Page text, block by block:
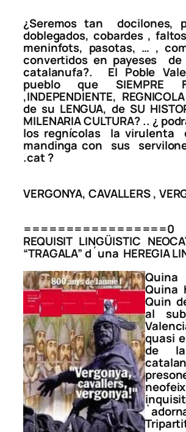
¿Seremos tan docilones,
doblegados, cobardes ,
meninfots, pasotas, … ,
convertidos en payeses de
catalanufa?. El Poble
pueblo que SIEMPRE
,INDEPENDIENTE,
de su LENGUA, de SU
MILENARIA CULTURA? .. ¿
los regnícolas la virulenta
mandinga con sus
.cat ?
VERGONYA, CAVALLERS ,
=================0
REQUISIT LINGÜISTIC
“TRAGALA” d´una HEREGIA
Quina
Quin
al
quasi
de la